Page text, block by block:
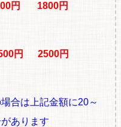
円 1800円
円 2500円
合は上記金額に20～
あります